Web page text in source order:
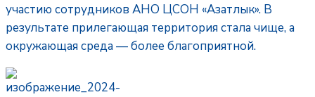
участию сотрудников АНО ЦСОН «Азатлык». В
результате прилегающая территория стала чище, а
окружающая среда — более благоприятной.